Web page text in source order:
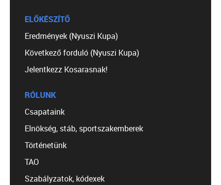
ELŐKÉSZÍTŐ
Eredmények (Nyuszi Kupa)
Következő forduló (Nyuszi Kupa)
Jelentkezz Kosarasnak!
RÓLUNK
Csapataink
Elnökség, stáb, sportszakemberek
Történetünk
TAO
Szabályzatok, kódexek